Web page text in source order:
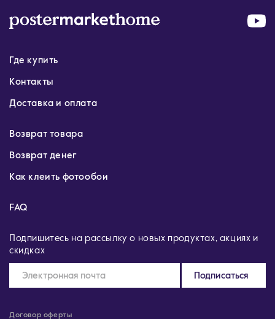
Где купить
Контакты
Доставка и оплата
Возврат товара
Возврат денег
Как клеить фотообои
FAQ
Подпишитесь на рассылку о новых продуктах, акциях и
скидках
Подписаться
Договор оферты